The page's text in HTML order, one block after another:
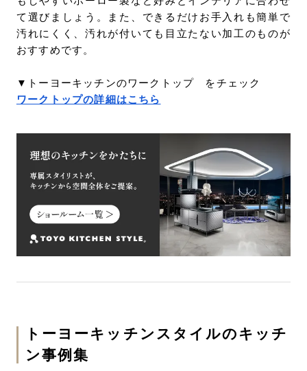
て選びましょう。また、できるだけお手入れも簡単で
汚れにくく、汚れが付いても目立たない加工のものが
おすすめです。
▼トーヨーキッチンのワークトップ をチェック
ワークトップの詳細はこちら
トーヨーキッチンスタイルのキッチ
ン事例集